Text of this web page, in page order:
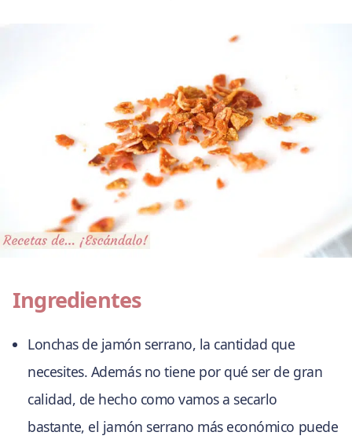
Ingredientes
Lonchas de jamón serrano, la cantidad que
necesites. Además no tiene por qué ser de gran
calidad, de hecho como vamos a secarlo
bastante, el jamón serrano más económico puede